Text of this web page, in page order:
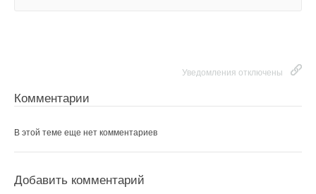
Уведомления отключены
Комментарии
В этой теме еще нет комментариев
Добавить комментарий
Ваш E-mail *
Текст комментария
Ваше имя *
в бассейнах температура воды не будет превышать
27°C, что соответствует нормам СанПин
Дмитрий Панферов.
Во Дворце водных видов спорта будут бесплатно проводить
плаванию, триатлону и водному поло. Современные